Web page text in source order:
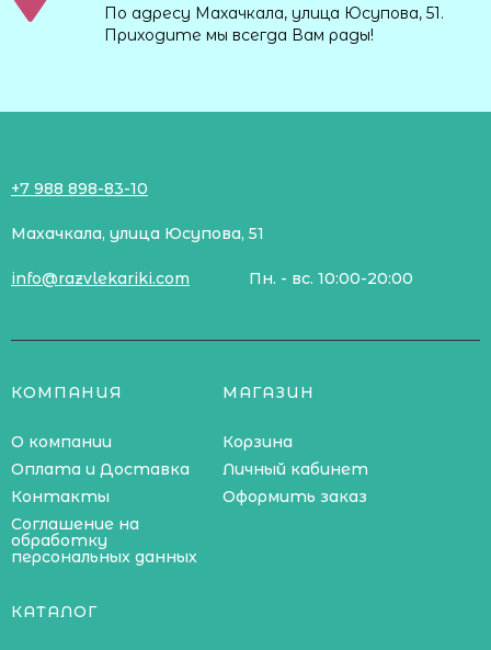
По адресу Махачкала, улица Юсупова, 51.
Приходите мы всегда Вам рады!
+7 988 898-83-10
Махачкала, улица Юсупова, 51
info@razvlekariki.com Пн. - вс. 10:00-20:00
КОМПАНИЯ
О компании
Оплата и Доставка
Контакты
Соглашение на
обработку
персональных данных
МАГАЗИН
Корзина
Личный кабинет
Оформить заказ
КАТАЛОГ